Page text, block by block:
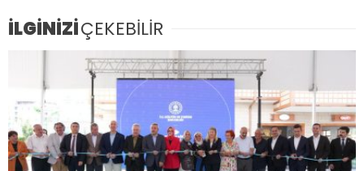
İLGİNİZİÇEKEBİLİR